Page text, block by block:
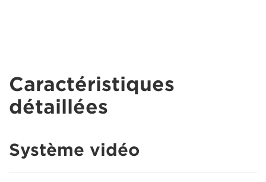
Caractéristiques
détaillées
Système vidéo